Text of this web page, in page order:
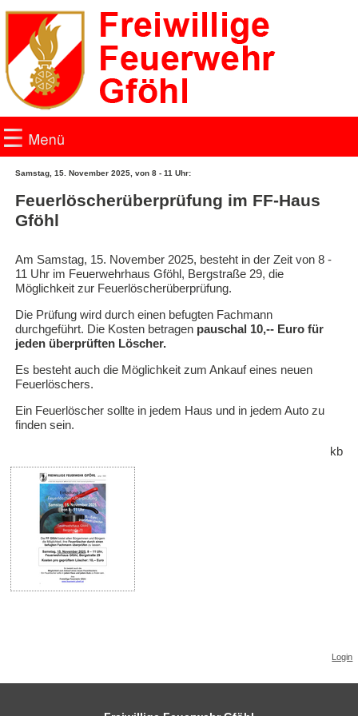
Einsätze
News
Fotogalerie
Fotogalerie 2019
Fotogalerie 2018
Fotogalerie 2016
Fotogalerie 2015
Feuerwehrjugend
Samstag, 15. November 2025, von 8 - 11 Uhr:
Feuerlöscherüberprüfung im FF-Haus
Gföhl
Am Samstag, 15. November 2025, besteht in der Zeit von 8 -
11 Uhr im Feuerwehrhaus Gföhl, Bergstraße 29, die
Möglichkeit zur Feuerlöscherüberprüfung.
Die Prüfung wird durch einen befugten Fachmann
durchgeführt. Die Kosten betragen pauschal 10,-- Euro für
jeden überprüften Löscher.
Es besteht auch die Möglichkeit zum Ankauf eines neuen
Feuerlöschers.
Ein Feuerlöscher sollte in jedem Haus und in jedem Auto zu
finden sein.
kb
Login